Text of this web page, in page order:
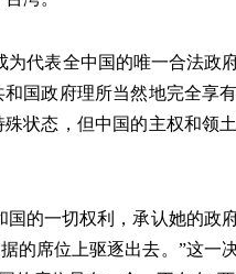
代表全中国的唯一合法政
国政府理所当然地完全享
状态，但中国的主权和领
的一切权利，承认她的政
的席位上驱逐出去。”这一